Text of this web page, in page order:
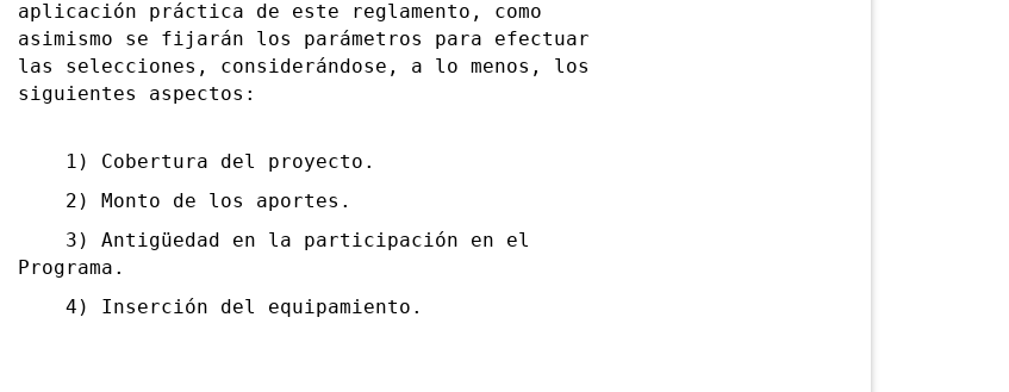
aplicación práctica de este reglamento, como
asimismo se fijarán los parámetros para efectuar
las selecciones, considerándose, a lo menos, los
siguientes aspectos:
1) Cobertura del proyecto.
2) Monto de los aportes.
3) Antigüedad en la participación en el
Programa.
4) Inserción del equipamiento.